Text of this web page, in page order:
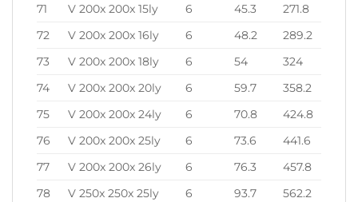
71
V 200x 200x 15ly 6 45.3
271.8
72
V 200x 200x 16ly 6 48.2
289.2
73
V 200x 200x 18ly 6 54
324
74
V 200x 200x 20ly 6 59.7
358.2
75
V 200x 200x 24ly 6 70.8
424.8
76
V 200x 200x 25ly 6 73.6
441.6
77
V 200x 200x 26ly 6 76.3
457.8
78
V 250x 250x 25ly 6 93.7
562.2